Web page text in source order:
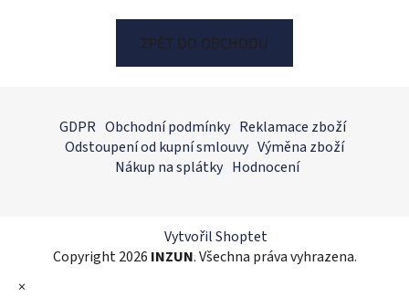
ZPĚT DO OBCHODU
GDPR Obchodní podmínky Reklamace zboží
Odstoupení od kupní smlouvy Výměna zboží
Nákup na splátky Hodnocení
Vytvořil Shoptet
Copyright 2026 INZUN. Všechna práva vyhrazena.
×